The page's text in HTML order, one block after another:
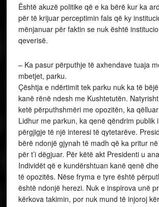
Është akuzë politike që e ka bërë kur ka
për të krijuar perceptimin fals që ky
mënjanuar për faktin se nuk është
qeverisë.
– Ka pasur përputhje të axhendave tuaja
mbetjet, parku.
Çështja e ndërtimit tek parku nuk ka të
kanë rënë ndesh me Kushtetutën.
ketë përputhshmëri me opozitën, ka
Lidhur me parkun, ka qenë qëndrim publik
përgjigje të një interesi të qytetarëve.
bërë ndonjë gjynah të madh që ka pritur
për t’i dëgjuar. Për këtë akt Presidenti u
Individët që e kundërshtuan kanë qenë
të opozitës. Nëse fryma e tyre është
është ndonjë herezi. Nuk e inspirova unë
kërkova takimin, por nuk mund të injoroj